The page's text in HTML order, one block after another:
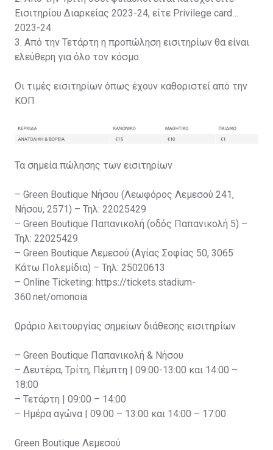
Εισιτηρίου Διαρκείας 2023-24, είτε Privilege card
2023-24.
3. Από την Τετάρτη η προπώληση εισιτηρίων θα είναι
ελεύθερη για όλο τον κόσμο.
Οι τιμές εισιτηρίων όπως έχουν καθοριστεί από την
ΚΟΠ
Τα σημεία πώλησης των εισιτηρίων
– Green Boutique Νήσου (Λεωφόρος Λεμεσού 241,
Νήσου, 2571) – Τηλ: 22025429
– Green Boutique Παπανικολή (οδός Παπανικολή 5) –
Τηλ: 22025429
– Green Boutique Λεμεσού (Αγίας Σοφίας 50, 3065
Κάτω Πολεμίδια) – Τηλ: 25020613
– Online Ticketing: https://tickets.stadium-
360.net/omonoia
Ωράριο λειτουργίας σημείων διάθεσης εισιτηρίων
– Green Boutique Παπανικολή & Νήσου
– Δευτέρα, Τρίτη, Πέμπτη | 09:00-13:00 και 14:00 –
18:00
– Τετάρτη | 09:00 – 14:00
– Ημέρα αγώνα | 09:00 – 13:00 και 14:00 – 17:00
Green Boutique Λεμεσού